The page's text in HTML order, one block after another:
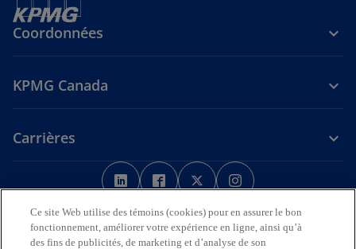
Coordonnées
KPMG Canada
Carrières
s
’
o
u
s
’
o
u
s
’
o
u
’
o
u
Avis juridiqueConfidentialité Aide
Nous reconnaissons en toute déférence que les bureaux de KPMG
Ce site Web utilise des témoins (cookies) pour en assurer le bon
fonctionnement, améliorer votre expérience en ligne, ainsi qu’à
des fins de publicités, de marketing et d’analyse de son